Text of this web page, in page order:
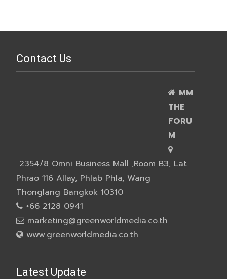
Contact Us
MM
THE
FORU
M
2354/8 Omni Business Mall ,Room B3, Lat
Phrao 116 Allay, Phlab Phla, Wang
Thonglang Bangkok 10310
+66 2128 0941
marketing@greenworldmedia.co.th
www.greenworldmedia.co.th
Latest Update